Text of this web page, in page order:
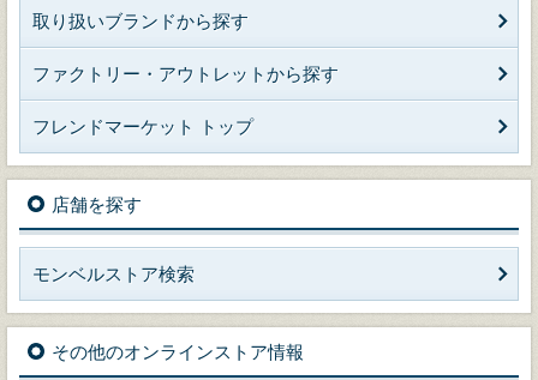
取り扱いブランドから探す
ファクトリー・アウトレットから探す
フレンドマーケット トップ
店舗を探す
モンベルストア検索
その他のオンラインストア情報